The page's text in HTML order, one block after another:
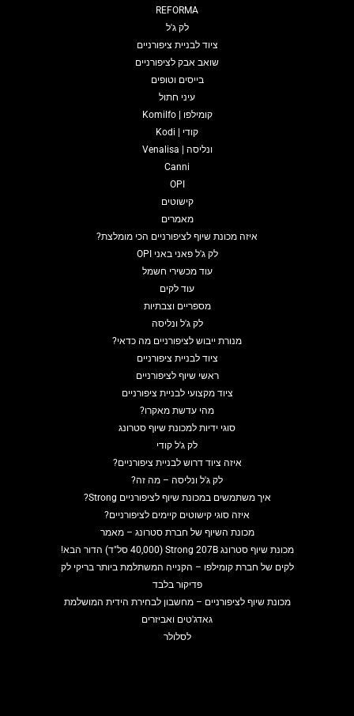
REFORMA
לק ג'ל
ציוד לבניית ציפורניים
שואב אבק לציפורניים
בייסים וטופים
עיני חתול
קומילפו | Komilfo
קודי | Kodi
ונליסה | Venalisa
Canni
OPI
קישוטים
מאמרים
איזה מכונת שיוף לציפורניים הכי מומלצת?
לק ג'ל פאני באני OPI
עוד מכשירי חשמל
עוד לקים
מספריים וצבתיות
לק ג'ל ונליסה
מנורת ייבוש לציפורניים מה כדאי?
ציוד לבניית ציפורניים
ראשי שיוף לציפורניים
ציוד מקצועי לבניית ציפורניים
מהי עדשת מאקרו?
סוגי ידיות למכונת שיוף סטרונג
לק ג'ל קודי
איזה ציוד דרוש לבניית ציפורניים?
לק ג'ל ונליסה – מה זה?
איך משתמשים במכונת שיוף לציפורניים Strong?
איזה סוגי קישוטים קיימים לציפורניים?
מכונת השיוף של חברת סטרונג – מאמר
מכונת שיוף סטרונג Strong 207B (40,000 סל"ד) הדור הבא!
לקים של חברת קומילפו – הקנייה המשתלמת ביותר בריקי לק
פדיקור בלבד
מכונת שיוף לציפורניים – מחשבון לבחירת הידית המושלמת
גאדג'טים ואביזרים
לסלולר